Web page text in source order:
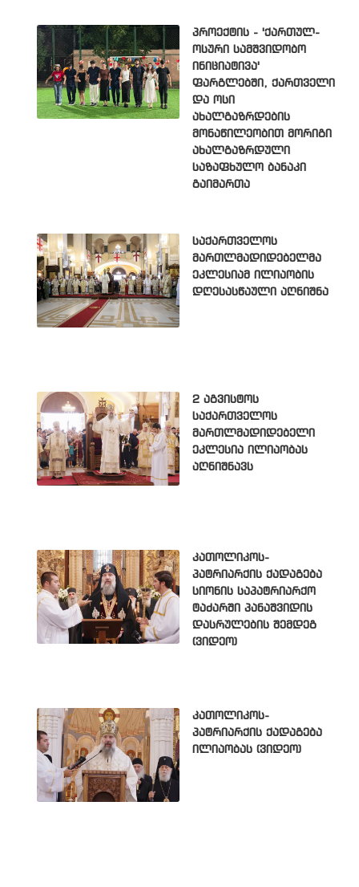
პროექტის - 'ქართულ-
ოსური სამშვიდობო
ინიციატივა'
ფარგლებში, ქართველი
და ოსი
ახალგაზრდების
მონაწილეობით მორიგი
ახალგაზრდული
საზაფხულო ბანაკი
გაიმართა
საქართველოს
მართლმადიდებელმა
ეკლესიამ ილიაობის
დღესასწაული აღნიშნა
2 აგვისტოს
საქართველოს
მართლმადიდებელი
ეკლესია ილიაობას
აღნიშნავს
კათოლიკოს-
პატრიარქის ქადაგება
სიონის საპატრიარქო
ტაძარში პანაშვიდის
დასრულების შემდეგ
(ვიდეო)
კათოლიკოს-
პატრიარქის ქადაგება
ილიაობას (ვიდეო)